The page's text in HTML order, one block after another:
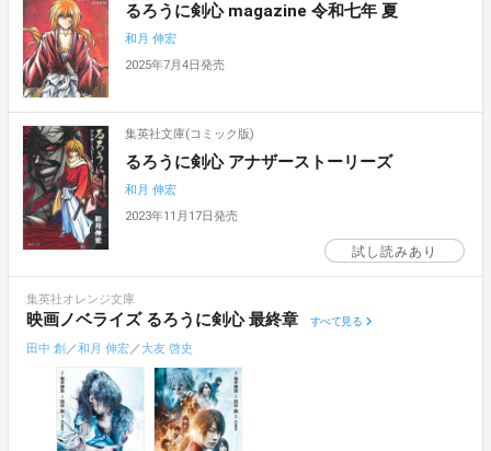
るろうに剣心 magazine 令和七年 夏
和月 伸宏
2025年7月4日発売
集英社文庫(コミック版)
るろうに剣心 アナザーストーリーズ
和月 伸宏
2023年11月17日発売
試し読みあり
集英社オレンジ文庫
映画ノベライズ るろうに剣心 最終章 すべて見る
田中 創 ／和月 伸宏／大友 啓史